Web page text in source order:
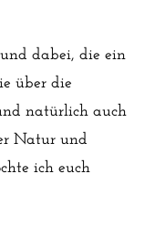
dabei, die ein
über die
natürlich auch
Natur und
ich euch